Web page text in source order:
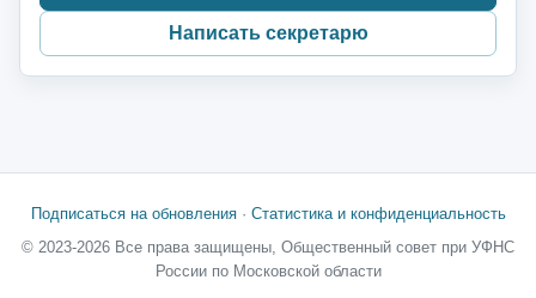
Написать секретарю
Подписаться на обновления· Статистика и конфиденциальность
© 2023-2026 Все права защищены, Общественный совет при УФНС
России по Московской области